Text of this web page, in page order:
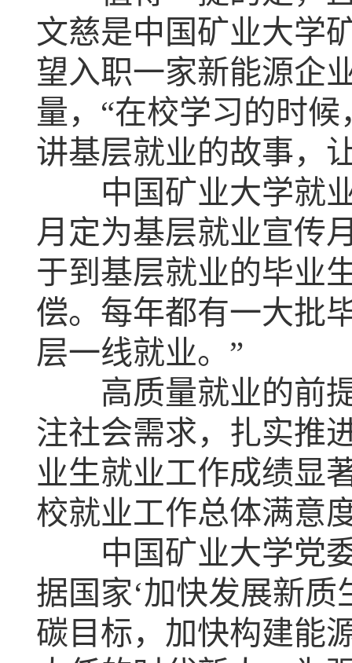
文慈是中国矿业大学
望入职一家新能源企
量，“在校学习的时
讲基层就业的故事，
中国矿业大学就业
月定为基层就业宣传
于到基层就业的毕业
偿。每年都有一大批
层一线就业。”
高质量就业的前提
注社会需求，扎实推
业生就业工作成绩显
校就业工作总体满意
中国矿业大学党委
据国家‘加快发展新
碳目标，加快构建能